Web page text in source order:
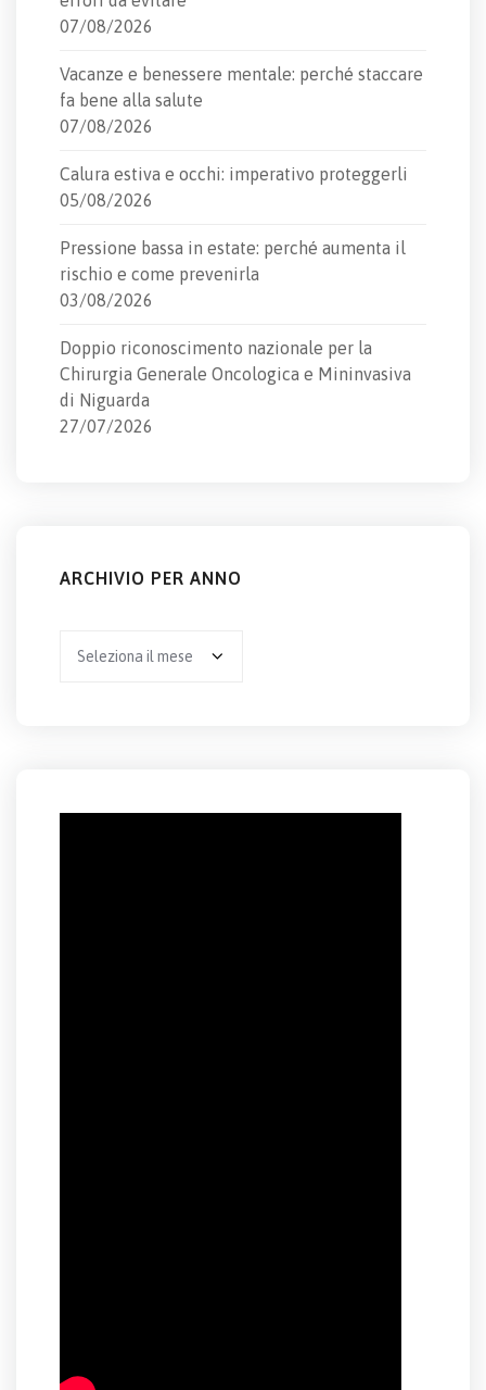
07/08/2026
Vacanze e benessere mentale: perché staccare
fa bene alla salute
07/08/2026
Calura estiva e occhi: imperativo proteggerli
05/08/2026
Pressione bassa in estate: perché aumenta il
rischio e come prevenirla
03/08/2026
Doppio riconoscimento nazionale per la
Chirurgia Generale Oncologica e Mininvasiva
di Niguarda
27/07/2026
ARCHIVIO PER ANNO